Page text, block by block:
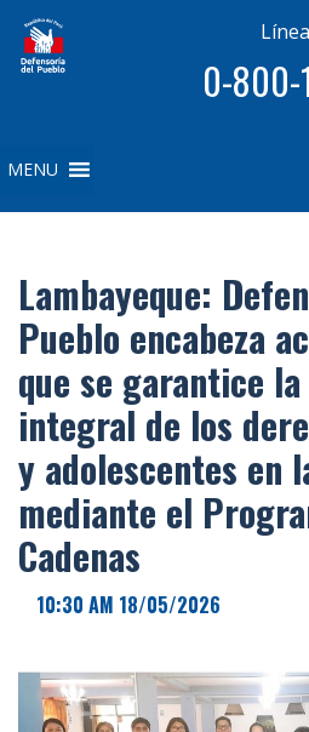
0-800-
MENU
Lambayeque:
Pueblo encabeza
que se garantice
integral de los
y adolescentes en
mediante el
Cadenas
10:30 AM 18/05/2026